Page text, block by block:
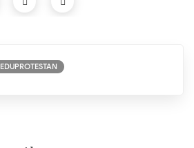
EDUPROTESTAN